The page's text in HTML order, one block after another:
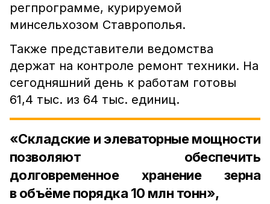
регпрограмме, курируемой
минсельхозом Ставрополья.
Также представители ведомства
держат на контроле ремонт техники. На
сегодняшний день к работам готовы
61,4 тыс. из 64 тыс. единиц.
«Складские и элеваторные мощности
позволяют обеспечить
долговременное хранение зерна
в объёме порядка 10 млн тонн»,